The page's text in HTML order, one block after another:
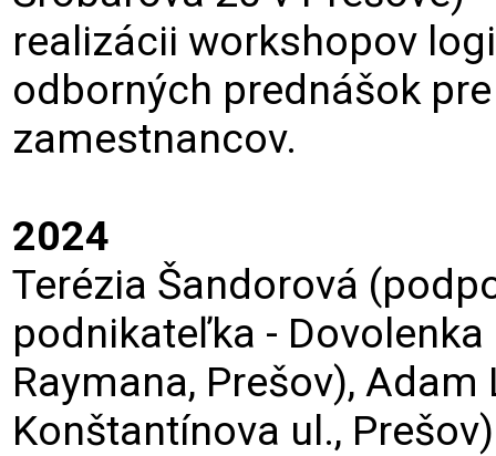
realizácii workshopov
odborných prednášok
zamestnancov.
2024
Terézia Šandorová
podnikateľka -
Raymana, Prešov),
Konštantínova ul., Prešov)